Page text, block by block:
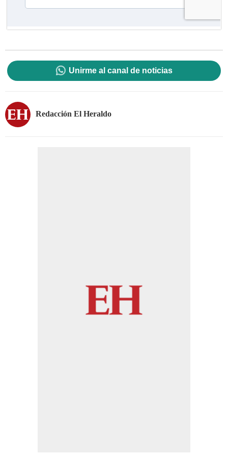
Unirme al canal de noticias
Redacción El Heraldo